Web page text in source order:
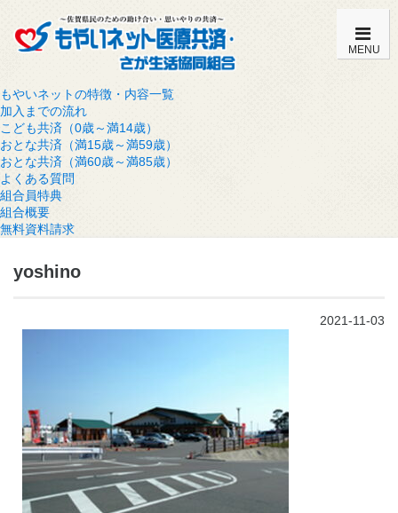
MENU
もやいネットの特徴・内容一覧
加入までの流れ
こども共済（0歳～満14歳）
おとな共済（満15歳～満59歳）
おとな共済（満60歳～満85歳）
よくある質問
組合員特典
組合概要
無料資料請求
yoshino
2021-11-03